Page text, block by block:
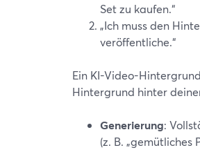
Set zu kaufen.“
„Ich muss den
veröffentliche.“
Ein KI-Video-
Hintergrund hinter
Generierung:
(z. B.